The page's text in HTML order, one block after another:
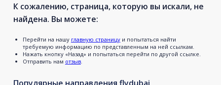
К сожалению, страница, которую вы искали, не
найдена. Вы можете:
Перейти на нашу главную страницуи попытаться найти
требуемую информацию по представленным на ней ссылкам.
Нажать кнопку «Назад» и попытаться перейти по другой ссылке.
Отправить нам отзыв.